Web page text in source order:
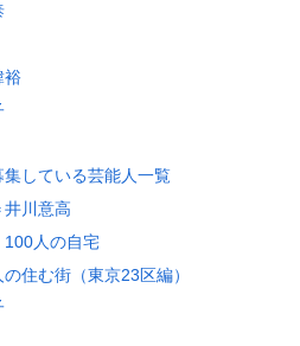
裕
集している芸能人一覧
井川意高
100人の自宅
住む街（東京23区編）